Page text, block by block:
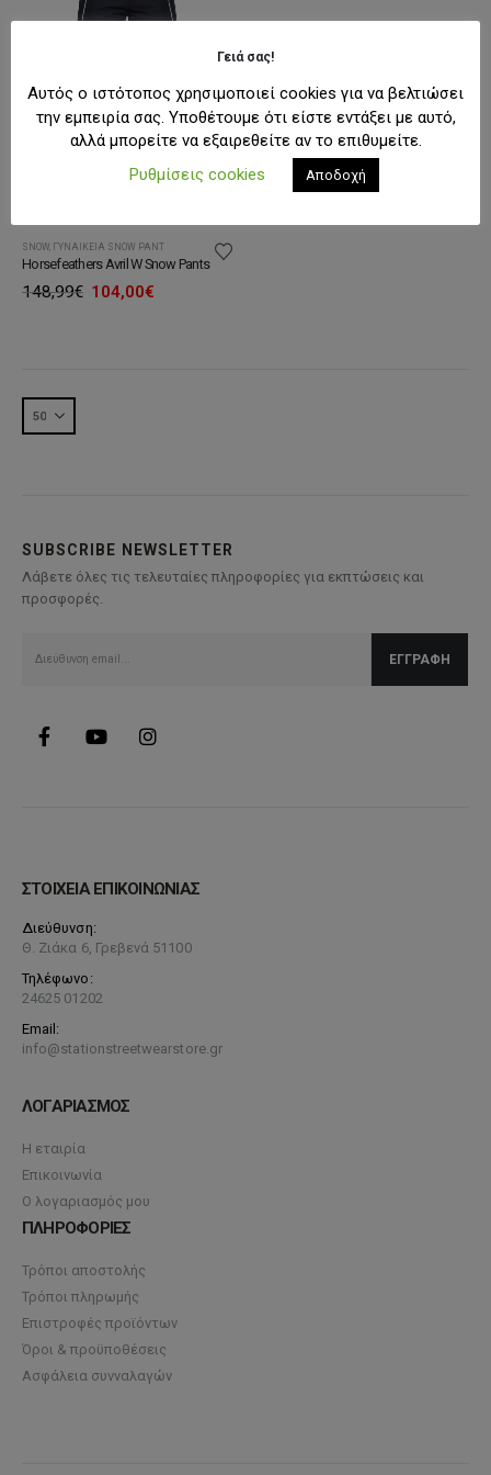
SNOW ΓΥΝΑΙΚΕΊΑ SNOW PANT
Horsefeathers Avril W Snow Pants
148,99€ Original
104,00€Η
SUBSCRIBE NEWSLETTER
Λάβετε όλες τις τελευταίες πληροφορίες για εκπτώσεις και
προσφορές.
ΣΤΟΙΧΕΙΑ ΕΠΙΚΟΙΝΩΝΙΑΣ
Διεύθυνση:
Θ. Ζιάκα 6, Γρεβενά 51100
Τηλέφωνο:
24625 01202
Email:
info@stationstreetwearstore.gr
ΛΟΓΑΡΙΑΣΜΟΣ
Η εταιρία
Επικοινωνία
Ο λογαριασμός μου
ΠΛΗΡΟΦΟΡΙΕΣ
Τρόποι αποστολής
Τρόποι πληρωμής
Επιστροφές προϊόντων
Όροι & προϋποθέσεις
Ασφάλεια συνναλαγών
Γειά σας!
Αυτός ο ιστότοπος χρησιμοποιεί cookies για να βελτιώσει
την εμπειρία σας. Υποθέτουμε ότι είστε εντάξει με αυτό,
αλλά μπορείτε να εξαιρεθείτε αν το επιθυμείτε.
Ρυθμίσεις cookies
Αποδοχή